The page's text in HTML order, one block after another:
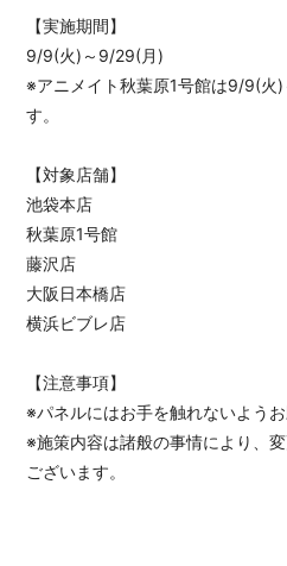
【実施期間】
9/9(火)～9/29(月)
※アニメイト秋葉原1号館は9/9(火
す。
【対象店舗】
池袋本店
秋葉原1号館
藤沢店
大阪日本橋店
横浜ビブレ店
【注意事項】
※パネルにはお手を触れないようお
※施策内容は諸般の事情により、
ございます。